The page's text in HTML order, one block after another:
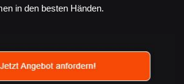
in den besten Händen.